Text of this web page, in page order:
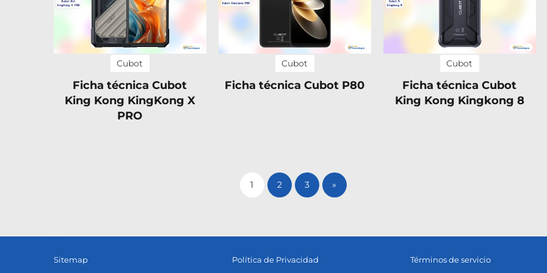
Cubot
Ficha técnica Cubot
King Kong KingKong X
PRO
Cubot
Ficha técnica Cubot P80
Cubot
Ficha técnica Cubot
King Kong Kingkong 8
1 2 3 »
Sitemap Política de Privacidad Términos de servicio